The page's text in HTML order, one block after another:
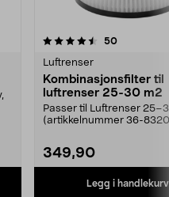
50
Luftrenser
Kombinasjonsfilter til
luftrenser 25-30 m2
Passer til Luftrenser
(artikkelnummer 36-
349,90
Legg i handlekurv
5.0 av 5 stjerner